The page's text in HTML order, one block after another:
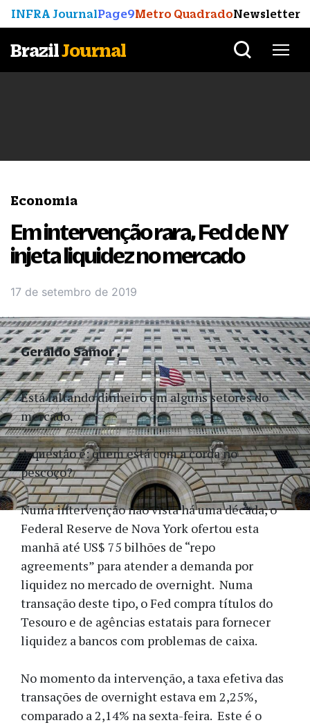
INFRA JournalPage9Metro QuadradoNewsletter
BrazilJournal
Economia
Em intervenção rara, Fed de NY
injeta liquidez no mercado
17 de setembro de 2019
Está faltando dinheiro em alguns setores do
mercado.
A questão é: quem está com a corda no
pescoço?
Numa intervenção não vista há uma década, o
Federal Reserve de Nova York ofertou esta
manhã até US$ 75 bilhões de “repo
agreements” para atender a demanda por
liquidez no mercado de overnight. Numa
transação deste tipo, o Fed compra títulos do
Tesouro e de agências estatais para fornecer
liquidez a bancos com problemas de caixa.
No momento da intervenção, a taxa efetiva das
transações de overnight estava em 2,25%,
comparado a 2,14% na sexta-feira. Este é o
Geraldo Samor